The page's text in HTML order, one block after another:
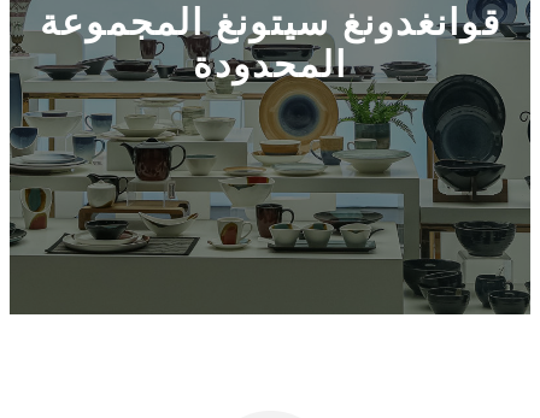
قوانغدونغ سيتونغ المجموعة
المحدودة